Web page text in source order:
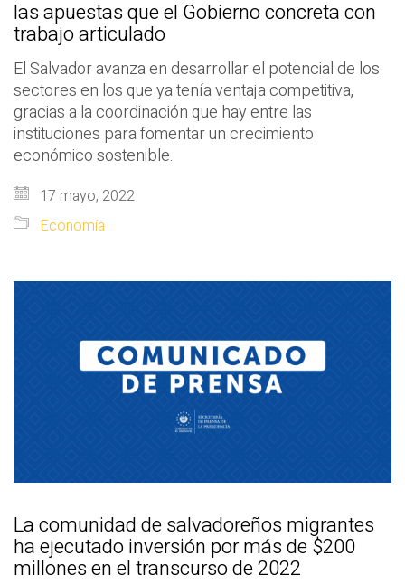
las apuestas que el Gobierno concreta con
trabajo articulado
El Salvador avanza en desarrollar el potencial de los
sectores en los que ya tenía ventaja competitiva,
gracias a la coordinación que hay entre las
instituciones para fomentar un crecimiento
económico sostenible.
17 mayo, 2022
Economía
La comunidad de salvadoreños migrantes
ha ejecutado inversión por más de $200
millones en el transcurso de 2022